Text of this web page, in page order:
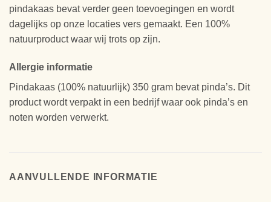
pindakaas bevat verder geen toevoegingen en wordt
dagelijks op onze locaties vers gemaakt. Een 100%
natuurproduct waar wij trots op zijn.
Allergie informatie
Pindakaas (100% natuurlijk) 350 gram bevat pinda’s. Dit
product wordt verpakt in een bedrijf waar ook pinda’s en
noten worden verwerkt.
AANVULLENDE INFORMATIE